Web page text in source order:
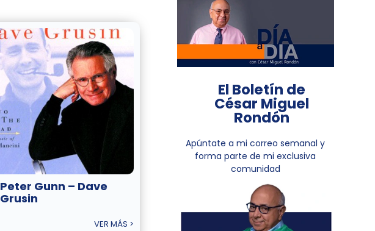
Peter Gunn – Dave
Grusin
VER MÁS >
El Boletín de
César Miguel
Rondón
Apúntate a mi correo semanal y
forma parte de mi exclusiva
comunidad